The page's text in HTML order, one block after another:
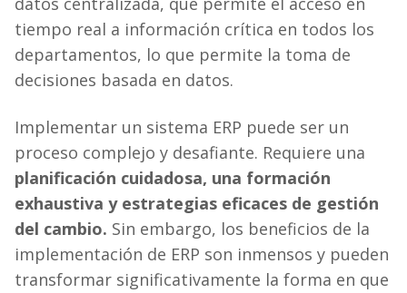
tiempo real a información crítica en todos los
departamentos, lo que permite la toma de
decisiones basada en datos.
Implementar un sistema ERP puede ser un
proceso complejo y desafiante. Requiere una
planificación cuidadosa, una formación
exhaustiva y estrategias eficaces de gestión
del cambio. Sin embargo, los beneficios de la
implementación de ERP son inmensos y pueden
transformar significativamente la forma en que